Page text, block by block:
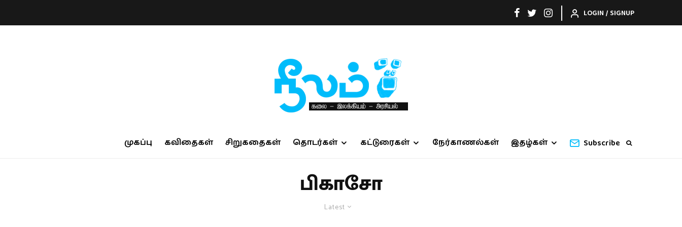
LOGIN / SIGNUP
முகப்பு கவிதைகள் சிறுகதைகள் தொடர்கள் கட்டுரைகள் நேர்காணல்கள் இதழ்கள் Subscribe
பிகாசோ
Latest